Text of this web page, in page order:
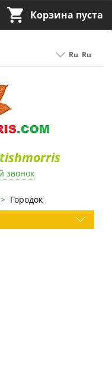
Ru Ru
звонок
Корзина пуста
Городок